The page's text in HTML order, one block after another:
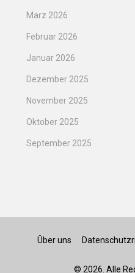
März 2026
Februar 2026
Januar 2026
Dezember 2025
November 2025
Oktober 2025
September 2025
Über uns
© 2026. Alle